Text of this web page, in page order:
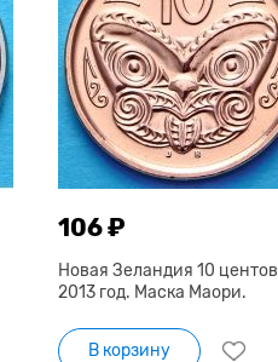
106 ₽
Новая Зеландия 10 центов
2013 год. Маска Маори.
В корзину